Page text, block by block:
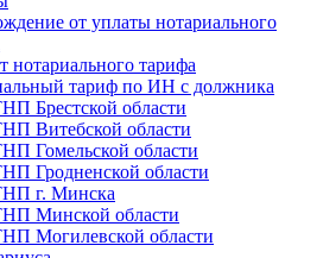
от уплаты нотариального
нотариального тарифа
тариф по ИН с должника
Брестской области
Витебской области
Гомельской области
Гродненской области
г. Минска
Минской области
Могилевской области